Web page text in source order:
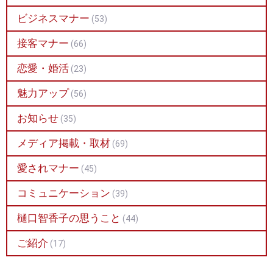
ビジネスマナー (53)
接客マナー (66)
恋愛・婚活 (23)
魅力アップ (56)
お知らせ (35)
メディア掲載・取材 (69)
愛されマナー (45)
コミュニケーション (39)
樋口智香子の思うこと (44)
ご紹介 (17)